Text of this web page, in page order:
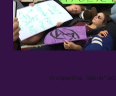
in copertina, “die-in”